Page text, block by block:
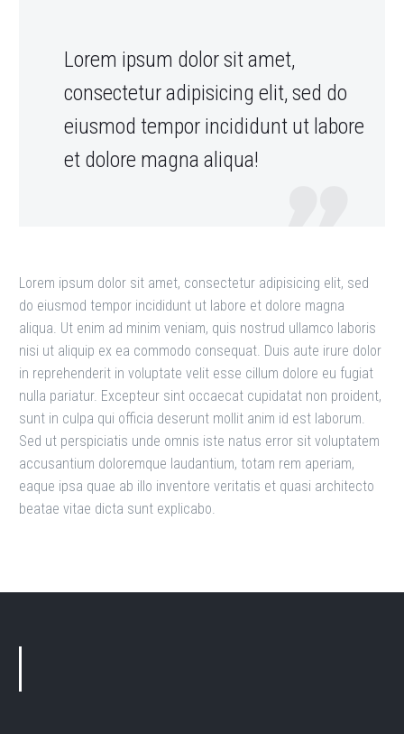
Lorem ipsum dolor sit amet,
consectetur adipisicing elit, sed do
eiusmod tempor incididunt ut labore
et dolore magna aliqua!
Lorem ipsum dolor sit amet, consectetur adipisicing elit, sed
do eiusmod tempor incididunt ut labore et dolore magna
aliqua. Ut enim ad minim veniam, quis nostrud ullamco laboris
nisi ut aliquip ex ea commodo consequat. Duis aute irure dolor
in reprehenderit in voluptate velit esse cillum dolore eu fugiat
nulla pariatur. Excepteur sint occaecat cupidatat non proident,
sunt in culpa qui officia deserunt mollit anim id est laborum.
Sed ut perspiciatis unde omnis iste natus error sit voluptatem
accusantium doloremque laudantium, totam rem aperiam,
eaque ipsa quae ab illo inventore veritatis et quasi architecto
beatae vitae dicta sunt explicabo.